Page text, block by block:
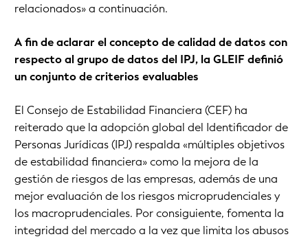
relacionados» a continuación.
A fin de aclarar el concepto de calidad de datos con
respecto al grupo de datos del IPJ, la GLEIF definió
un conjunto de criterios evaluables
El Consejo de Estabilidad Financiera (CEF) ha
reiterado que la adopción global del Identificador de
Personas Jurídicas (IPJ) respalda «múltiples objetivos
de estabilidad financiera» como la mejora de la
gestión de riesgos de las empresas, además de una
mejor evaluación de los riesgos microprudenciales y
los macroprudenciales. Por consiguiente, fomenta la
integridad del mercado a la vez que limita los abusos